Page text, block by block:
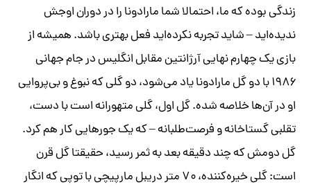
زندگی بوده که ما، احتمالا شما مارادونا را در دوران اوجش
ندیده‌اید – شاید تجربه نکرده‌اید فعل بهتری باشد. همیشه از
بازی یک چهارم نهایی آرژانتین مقابل انگلیس در جام جهانی
۱۹۸۶ با دو گل مارادونا یاد می‌شود، دو گلی که نبوغ و بی‌پروایی
او در آن‌ها خلاصه شده. گل اول، گلی متهورانه است با دست،
تقلبی گستاخانه و فرصت‌طلبانه – که یک جورهایی کار هم کرد.
گل دومش که چند دقیقه بعد به ثمر رسید، حقیقتا گل قرن
است: گلی خیره‌کننده، ۷۰ متر دریبل مارپیچی با توپی که انگار